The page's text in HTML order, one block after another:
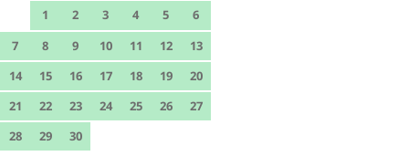
1 2 3 4 5
6
7
8 9 10 11 12
13
14
15 16 17 18 19
20
21
22 23 24 25 26
27
28
29 30